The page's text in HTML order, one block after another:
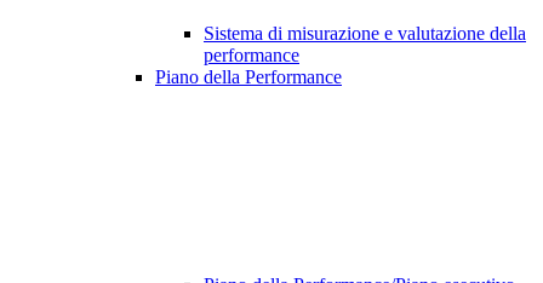
Sistema di misurazione e valutazione della
performance
Piano della Performance